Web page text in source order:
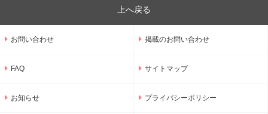
上へ戻る
お問い合わせ 掲載のお問い合わせ
FAQ サイトマップ
お知らせ プライバシーポリシー